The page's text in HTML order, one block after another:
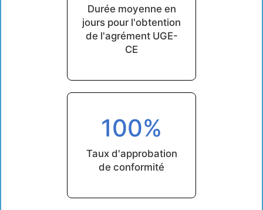
Durée moyenne en
jours pour l'obtention
de l'agrément UGE-
CE
100%
Taux d'approbation
de conformité